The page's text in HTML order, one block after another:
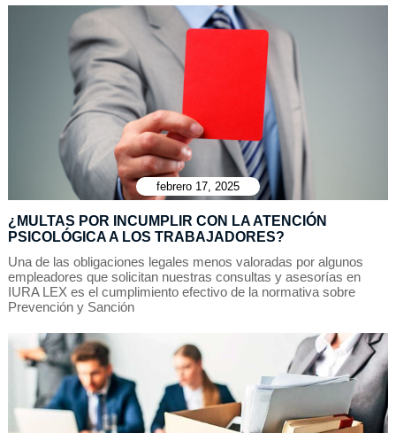
febrero 17, 2025
¿MULTAS POR INCUMPLIR CON LA ATENCIÓN
PSICOLÓGICA A LOS TRABAJADORES?
Una de las obligaciones legales menos valoradas por algunos
empleadores que solicitan nuestras consultas y asesorías en
IURA LEX es el cumplimiento efectivo de la normativa sobre
Prevención y Sanción